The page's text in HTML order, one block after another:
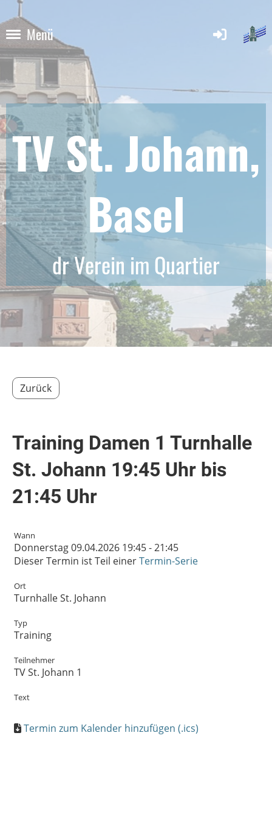
Menü
TV St. Johann,
Basel
dr Verein im Quartier
Zurück
Training Damen 1 Turnhalle
St. Johann 19:45 Uhr bis
21:45 Uhr
Wann
Donnerstag 09.04.2026 19:45 - 21:45
Dieser Termin ist Teil einerTermin-Serie
Ort
Turnhalle St. Johann
Typ
Training
Teilnehmer
TV St. Johann 1
Text
Termin zum Kalender hinzufügen (.ics)